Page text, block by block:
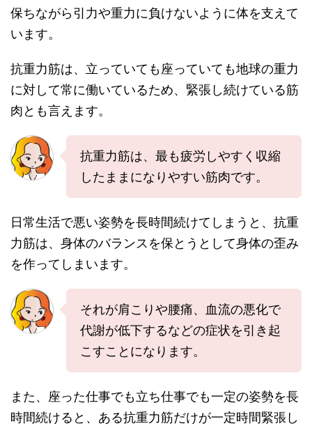
保ちながら引力や重力に負けないように体を支えて
います。
抗重力筋は、立っていても座っていても地球の重力
に対して常に働いているため、緊張し続けている筋
肉とも言えます。
抗重力筋は、最も疲労しやすく収縮
したままになりやすい筋肉です。
日常生活で悪い姿勢を長時間続けてしまうと、抗重
力筋は、身体のバランスを保とうとして身体の歪み
を作ってしまいます。
それが肩こりや腰痛、血流の悪化で
代謝が低下するなどの症状を引き起
こすことになります。
また、座った仕事でも立ち仕事でも一定の姿勢を長
時間続けると、ある抗重力筋だけが一定時間緊張し